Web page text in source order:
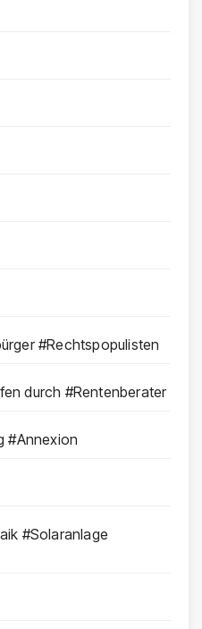
#Rechtspopulisten
durch #Rentenberater
#Annexion
#Solaranlage